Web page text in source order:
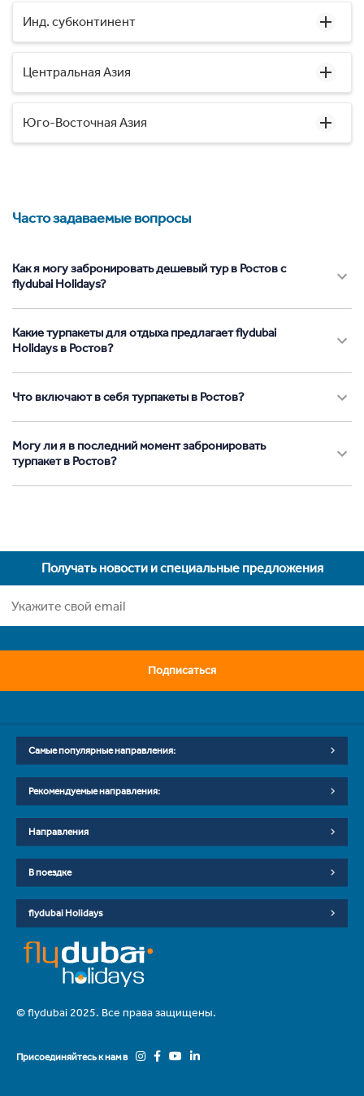
Инд. субконтинент
Центральная Азия
Юго-Восточная Азия
Часто задаваемые вопросы
Как я могу забронировать дешевый тур в Ростов с
flydubai Holidays?
Какие турпакеты для отдыха предлагает flydubai
Holidays в Ростов?
Что включают в себя турпакеты в Ростов?
Могу ли я в последний момент забронировать
турпакет в Ростов?
Получать новости и специальные предложения
Подписаться
Самые популярные направления:
Рекомендуемые направления:
Направления
В поездке
flydubai Holidays
© flydubai 2025. Все права защищены.
Присоединяйтесь к нам в